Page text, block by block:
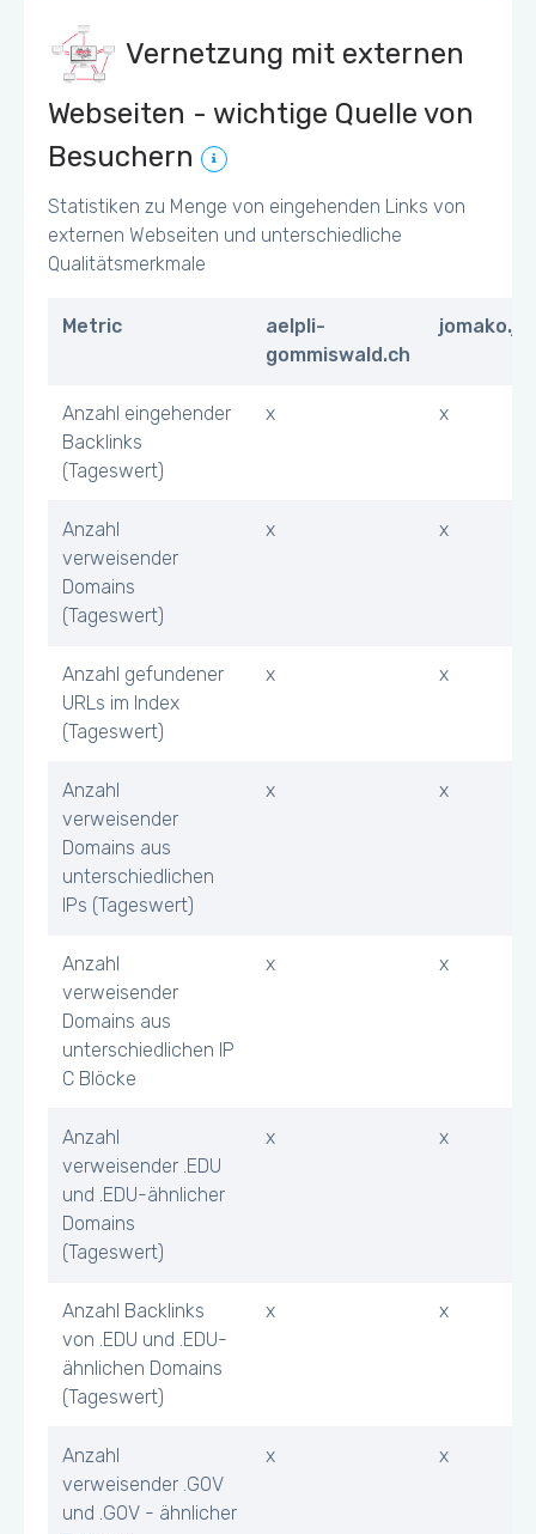
Vernetzung mit externen
Webseiten - wichtige Quelle von
Besuchern
Statistiken zu Menge von eingehenden Links von
externen Webseiten und unterschiedliche
Qualitätsmerkmale
Metric
aelpli-
gommiswald.ch
Anzahl eingehender
Backlinks
(Tageswert)
x x
Anzahl
verweisender
Domains
(Tageswert)
x x
Anzahl gefundener
URLs im Index
(Tageswert)
x x
Anzahl
verweisender
Domains aus
unterschiedlichen
IPs (Tageswert)
x x
Anzahl
verweisender
Domains aus
unterschiedlichen IP
C Blöcke
x x
Anzahl
verweisender .EDU
und .EDU-ähnlicher
Domains
(Tageswert)
x x
Anzahl Backlinks
von .EDU und .EDU-
ähnlichen Domains
(Tageswert)
x x
Anzahl
verweisender .GOV
und .GOV - ähnlicher
x x